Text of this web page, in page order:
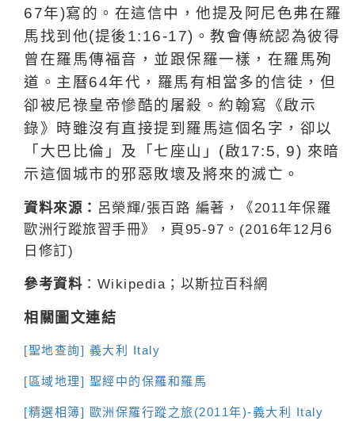
67年)寫的。在這信中，他提及阿尼色弗在羅
馬找到他(提後1:16-17) 。教會傳統認為彼得
曾在羅馬傳福音，並跟保羅一樣，在羅馬殉
道。主曆64年代，羅馬有相當多的信徒，但
卻被尼祿皇帝慘酷的屠殺。約翰寫《啟示
錄》時雖沒有直接提到羅馬這個名字，卻以
「大巴比倫」及「七座山」 (啟17:5, 9) 來暗
示這個城市的邪惡敗壞及將來的滅亡。
資料來源： 呂榮輝/張百路 編著，《2011年保羅
歐洲行蹤旅習手冊》，頁95-97 。 (2016年12月 6
日修訂 )
參考資料 ： Wikipedia ；以斯拉百科網
相關圖文連結
[聖地查詢] 義大利 Italy
[區域地理] 聖經中的保羅和羅馬
[精選相簿] 歐洲保羅行蹤之旅(2011年)-義大利 Italy